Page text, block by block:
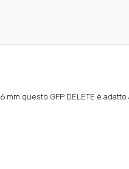
questo GFP DELETE è